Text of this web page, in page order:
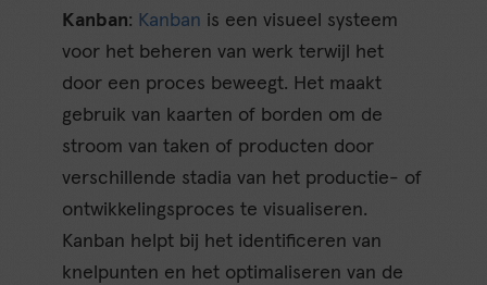
Kanban: Kanban is een visueel systeem
voor het beheren van werk terwijl het
door een proces beweegt. Het maakt
gebruik van kaarten of borden om de
stroom van taken of producten door
verschillende stadia van het productie- of
ontwikkelingsproces te visualiseren.
Kanban helpt bij het identificeren van
knelpunten en het optimaliseren van de